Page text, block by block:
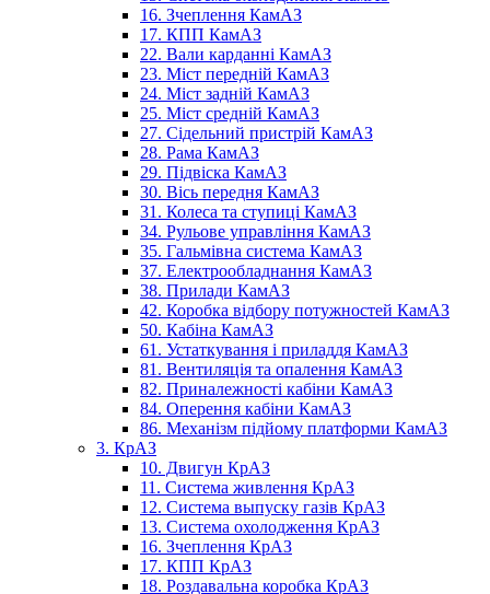
16. Зчеплення КамАЗ
17. КПП КамАЗ
22. Вали карданні КамАЗ
23. Міст передній КамАЗ
24. Міст задній КамАЗ
25. Міст средній КамАЗ
27. Сідельний пристрій КамАЗ
28. Рама КамАЗ
29. Підвіска КамАЗ
30. Вісь передня КамАЗ
31. Колеса та ступиці КамАЗ
34. Рульове управління КамАЗ
35. Гальмівна система КамАЗ
37. Електрообладнання КамАЗ
38. Прилади КамАЗ
42. Коробка відбору потужностей КамАЗ
50. Кабіна КамАЗ
61. Устаткування і приладдя КамАЗ
81. Вентиляція та опалення КамАЗ
82. Приналежності кабіни КамАЗ
84. Оперення кабіни КамАЗ
86. Механізм підйому платформи КамАЗ
3. КрАЗ
10. Двигун КрАЗ
11. Система живлення КрАЗ
12. Система выпуску газів КрАЗ
13. Система охолодження КрАЗ
16. Зчеплення КрАЗ
17. КПП КрАЗ
18. Роздавальна коробка КрАЗ